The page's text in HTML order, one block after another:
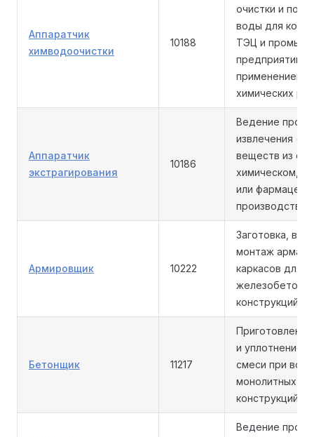
Аппаратчик
химводоочистки
10188
очистки и
воды для
ТЭЦ и
предприятий с
применением
химических
Аппаратчик
экстрагирования
10186
Ведение
извлечения
веществ из
химическом,
или
производстве.
Армировщик 10222
Заготовка,
монтаж
каркасов для
конструкций.
Бетонщик 11217
и уплотнение
смеси при
монолитных
конструкций.
Ведение